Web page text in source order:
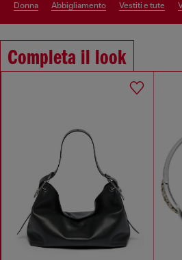
donna abbigliamento vestiti e tute
Completa il look